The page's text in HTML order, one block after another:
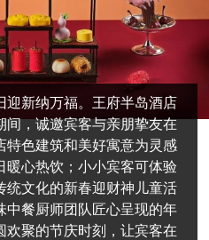
迎新纳万福。王府半岛酒店
间，诚邀宾客与亲朋挚友在
特色建筑和美好寓意为灵感
暖心热饮；小小宾客可体验
统文化的新春迎财神儿童活
中餐厨师团队匠心呈现的年
欢聚的节庆时刻，让宾客在